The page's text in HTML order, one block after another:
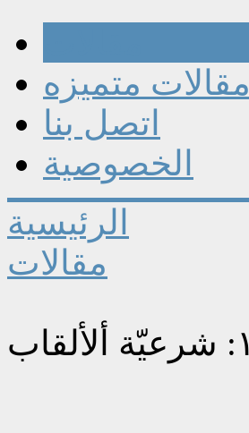
مقالات متميزه
اتصل بنا
الخصوصية
الرئيسية
مقالات